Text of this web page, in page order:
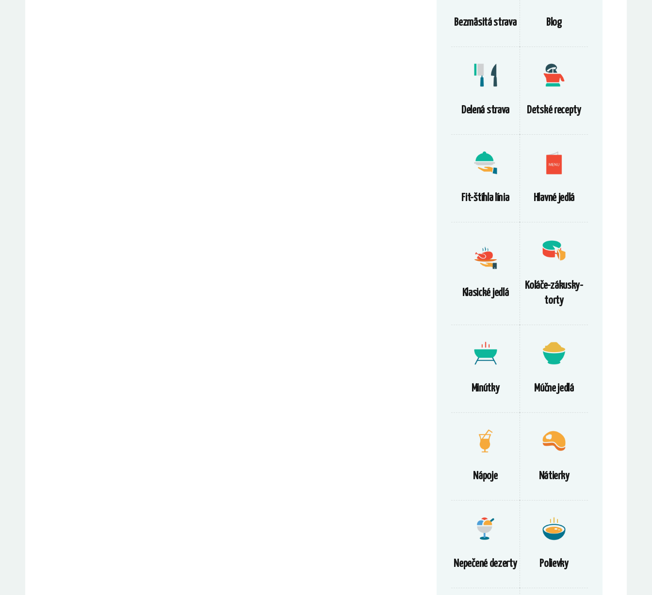
Bezmäsitá strava Blog
Delená strava Detské recepty
Fit-štíhla línia Hlavné jedlá
Klasické jedlá
Koláče-zákusky-
torty
Minútky Múčne jedlá
Nápoje Nátierky
Nepečené dezerty Polievky